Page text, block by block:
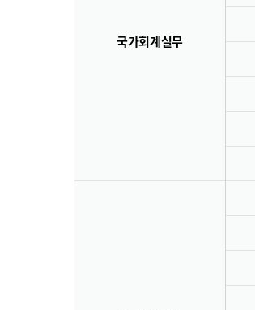
국가회계실무